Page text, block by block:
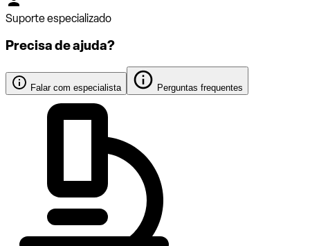
Suporte especializado
Precisa de ajuda?
Falar com especialista Perguntas frequentes